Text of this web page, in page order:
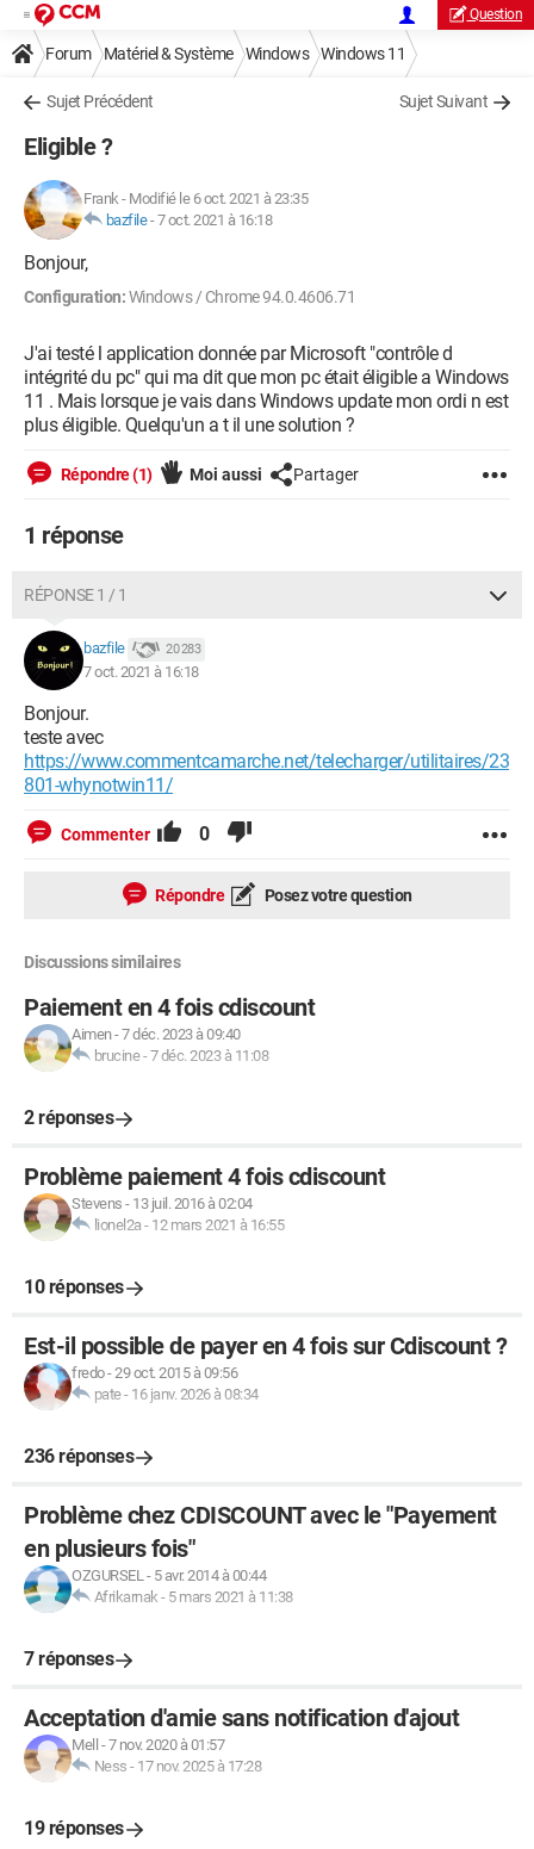
Question
Forum Matériel & Système Windows Windows 11
Sujet Précédent Sujet Suivant
Eligible ?
Frank- Modifié le 6 oct. 2021 à 23:35
bazfile-7 oct. 2021 à 16:18
Bonjour,
Configuration:Windows / Chrome 94.0.4606.71
J'ai testé l application donnée par Microsoft "contrôle d
intégrité du pc" qui ma dit que mon pc était éligible a Windows
11 . Mais lorsque je vais dans Windows update mon ordi n est
plus éligible. Quelqu'un a t il une solution ?
Répondre (1) Moi aussi Partager
1 réponse
RÉPONSE 1 / 1
bazfile 20 283
7 oct. 2021 à 16:18
Bonjour.
teste avec
https://www.commentcamarche.net/telecharger/utilitaires/23
801-whynotwin11/
Commenter 0
Répondre Posez votre question
Discussions similaires
Paiement en 4 fois cdiscount
Aimen-7 déc. 2023 à 09:40
brucine-7 déc. 2023 à 11:08
2 réponses
Problème paiement 4 fois cdiscount
Stevens - 13 juil. 2016 à 02:04
lionel2a - 12 mars 2021 à 16:55
10 réponses
Est-il possible de payer en 4 fois sur Cdiscount ?
fredo-29 oct. 2015 à 09:56
pate- 16 janv. 2026 à 08:34
236 réponses
Problème chez CDISCOUNT avec le "Payement
en plusieurs fois"
OZGURSEL- 5 avr. 2014 à 00:44
Afrikarnak - 5 mars 2021 à 11:38
7 réponses
Acceptation d'amie sans notification d'ajout
Mell -7 nov. 2020 à 01:57
Ness - 17 nov. 2025 à 17:28
19 réponses